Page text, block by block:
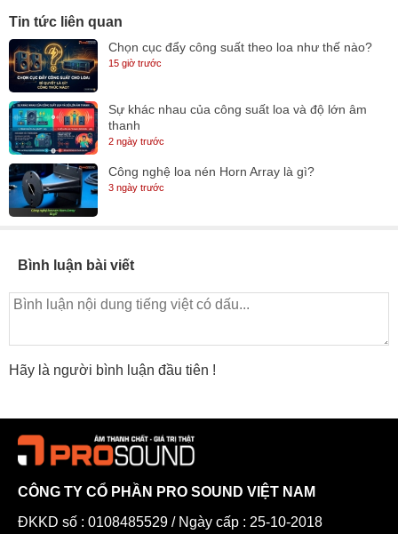
Tin tức liên quan
Chọn cục đẩy công suất theo loa như thế nào?
15 giờ trước
Sự khác nhau của công suất loa và độ lớn âm
thanh
2 ngày trước
Công nghệ loa nén Horn Array là gì?
3 ngày trước
Bình luận bài viết
Hãy là người bình luận đầu tiên !
CÔNG TY CỔ PHẦN PRO SOUND VIỆT NAM
ĐKKD số : 0108485529 / Ngày cấp : 25-10-2018